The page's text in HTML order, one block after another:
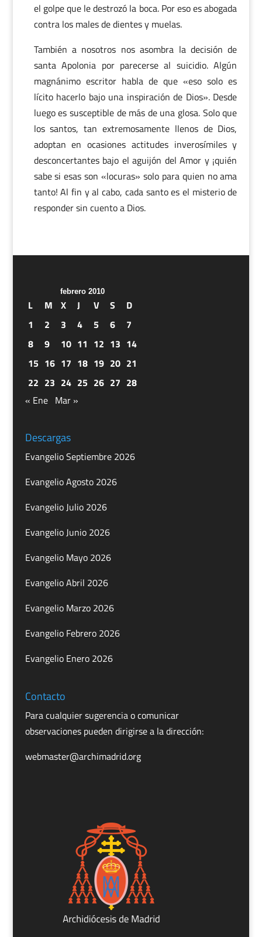
el golpe que le destrozó la boca. Por eso es abogada
contra los males de dientes y muelas.
También a nosotros nos asombra la decisión de
santa Apolonia por parecerse al suicidio. Algún
magnánimo escritor habla de que «eso solo es
lícito hacerlo bajo una inspiración de Dios». Desde
luego es susceptible de más de una glosa. Solo que
los santos, tan extremosamente llenos de Dios,
adoptan en ocasiones actitudes inverosímiles y
desconcertantes bajo el aguijón del Amor y ¡quién
sabe si esas son «locuras» solo para quien no ama
tanto! Al fin y al cabo, cada santo es el misterio de
responder sin cuento a Dios.
febrero 2010
L M X J V S
D
1
2 3 4 5 6
7
8
9 10 11 12 13 14
15 16 17 18 19 20 21
22 23 24 25 26 27 28
« Ene Mar »
Descargas
Evangelio Septiembre 2026
Evangelio Agosto 2026
Evangelio Julio 2026
Evangelio Junio 2026
Evangelio Mayo 2026
Evangelio Abril 2026
Evangelio Marzo 2026
Evangelio Febrero 2026
Evangelio Enero 2026
Contacto
Para cualquier sugerencia o comunicar
observaciones pueden dirigirse a la dirección:
webmaster@archimadrid.org